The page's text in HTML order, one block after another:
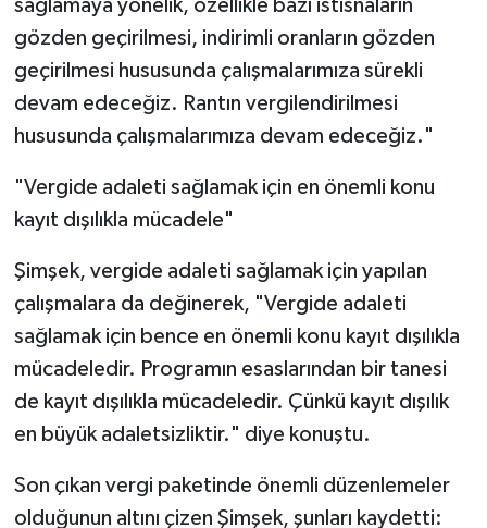
sağlamaya yönelik, özellikle bazı istisnaların
gözden geçirilmesi, indirimli oranların gözden
geçirilmesi hususunda çalışmalarımıza sürekli
devam edeceğiz. Rantın vergilendirilmesi
hususunda çalışmalarımıza devam edeceğiz."
"Vergide adaleti sağlamak için en önemli konu
kayıt dışılıkla mücadele"
Şimşek, vergide adaleti sağlamak için yapılan
çalışmalara da değinerek, "Vergide adaleti
sağlamak için bence en önemli konu kayıt dışılıkla
mücadeledir. Programın esaslarından bir tanesi
de kayıt dışılıkla mücadeledir. Çünkü kayıt dışılık
en büyük adaletsizliktir." diye konuştu.
Son çıkan vergi paketinde önemli düzenlemeler
olduğunun altını çizen Şimşek, şunları kaydetti: